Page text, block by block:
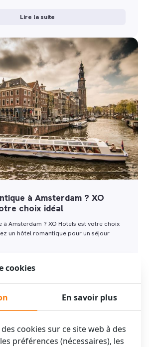
Lire la suite
à Amsterdam ? XO
choix idéal
à Amsterdam ? XO Hotels est votre choix
un hôtel romantique pour un séjour
Lire la suite
cookies
En savoir plus
cookies sur ce site web à des
préférences (nécessaires), les